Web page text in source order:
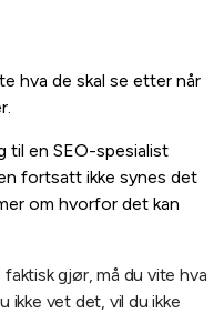
hva de skal se etter når
til en SEO-spesialist
fortsatt ikke synes det
om hvorfor det kan
gjør, må du vite hva
ikke vet det, vil du ikke